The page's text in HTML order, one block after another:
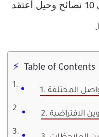
العمل بكفاءة أكبر. وفيما يلي 10 نصائح وحيل أعتقد
Table of Contents
المختلفة
الافتراضية